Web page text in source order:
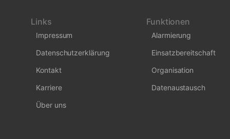
Links
Impressum
Datenschutzerklärung
Kontakt
Karriere
Über uns
Funktionen
Alarmierung
Einsatzbereitschaft
Organisation
Datenaustausch